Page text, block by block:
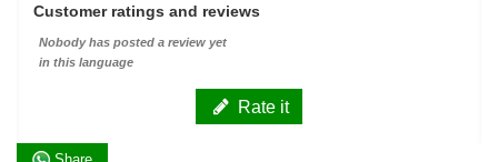
Customer ratings and reviews
Nobody has posted a review yet
in this language
Rate it